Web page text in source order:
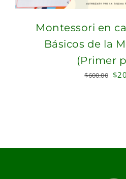
Montessori en
Básicos de la
(Primer
$600.00 $